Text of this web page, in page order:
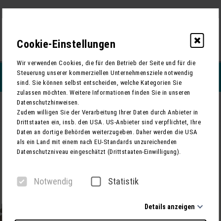
REISEFILTERN
Cookie-Einstellungen
Wir verwenden Cookies, die für den Betrieb der Seite und für die
Steuerung unserer kommerziellen Unternehmensziele notwendig
sind. Sie können selbst entscheiden, welche Kategorien Sie
zulassen möchten. Weitere Informationen finden Sie in unseren
Datenschutzhinweisen.
Zudem willigen Sie der Verarbeitung Ihrer Daten durch Anbieter in
Drittstaaten ein, insb. den USA. US-Anbieter sind verpflichtet, Ihre
Daten an dortige Behörden weiterzugeben. Daher werden die USA
als ein Land mit einem nach EU-Standards unzureichenden
Datenschutzniveau eingeschätzt (Drittstaaten-Einwilligung).
Notwendig Statistik
Details anzeigen